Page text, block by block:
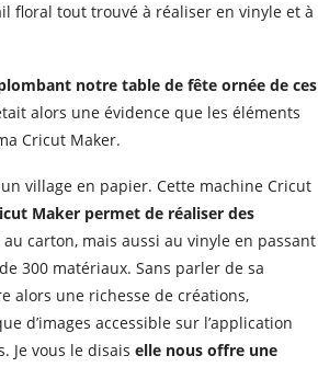
floral tout trouvé à réaliser en vinyle et à
notre table de fête ornée de ces
alors une évidence que les éléments
Cricut Maker.
village en papier. Cette machine Cricut
Maker permet de réaliser des
carton, mais aussi au vinyle en passant
300 matériaux. Sans parler de sa
alors une richesse de créations,
d’images accessible sur l’application
Je vous le disais elle nous offre une